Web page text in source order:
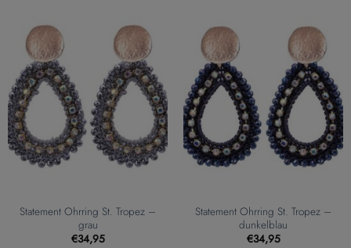
Statement Ohrring St. Tropez –
grau
€34,95
Statement Ohrring St. Tropez –
dunkelblau
€34,95